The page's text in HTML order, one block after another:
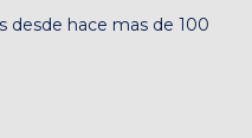
desde hace mas de 100